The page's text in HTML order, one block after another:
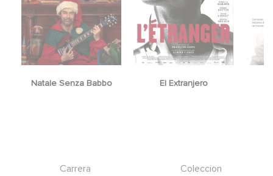
Natale Senza Babbo El Extranjero
Carrera
Coleccion